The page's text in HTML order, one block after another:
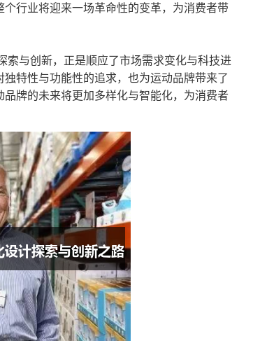
行业将迎来一场革命性的变革，为消费者带
索与创新，正是顺应了市场需求变化与科技进
特性与功能性的追求，也为运动品牌带来了
牌的未来将更加多样化与智能化，为消费者